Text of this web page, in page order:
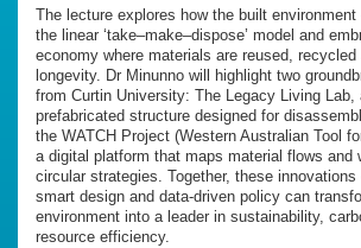
The lecture explores how the built
the linear ‘take–make–dispose’ model and
economy where materials are reused,
longevity. Dr Minunno will highlight two
from Curtin University: The Legacy Living Lab,
prefabricated structure designed for
the WATCH Project (Western Australian Tool
a digital platform that maps material flows and
circular strategies. Together, these
smart design and data-driven policy can
environment into a leader in sustainability,
resource efficiency.